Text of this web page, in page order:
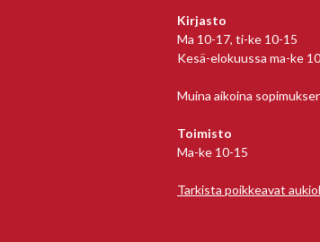
Kirjasto
Ma 10-17, ti-ke 10-15
Kesä-elokuussa ma-ke
Muina aikoina
Toimisto
Ma-ke 10-15
Tarkista poikkeavat